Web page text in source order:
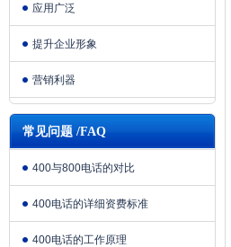
应用广泛
提升企业形象
营销利器
常见问题 /FAQ
400与800电话的对比
400电话的详细资费标准
400电话的工作原理